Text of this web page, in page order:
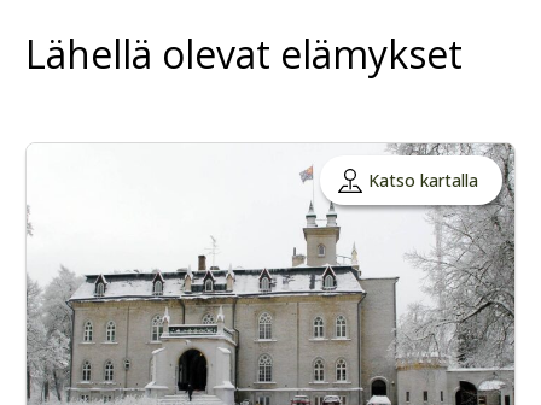
Lähellä olevat elämykset
Katso kartalla